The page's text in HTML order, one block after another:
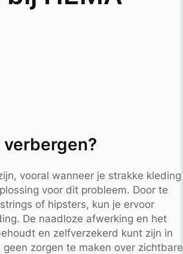
vooral wanneer je strakke kleding
voor dit probleem. Door te
of hipsters, kun je ervoor
De naadloze afwerking en het
en zelfverzekerd kunt zijn in
zorgen te maken over zichtbare